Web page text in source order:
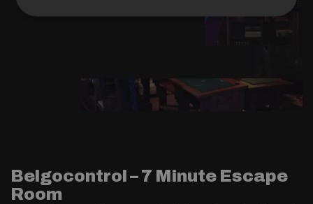
Belgocontrol – 7 Minute Escape
Room